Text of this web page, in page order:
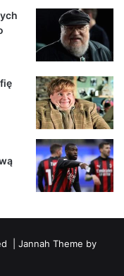
| Jannah Theme by